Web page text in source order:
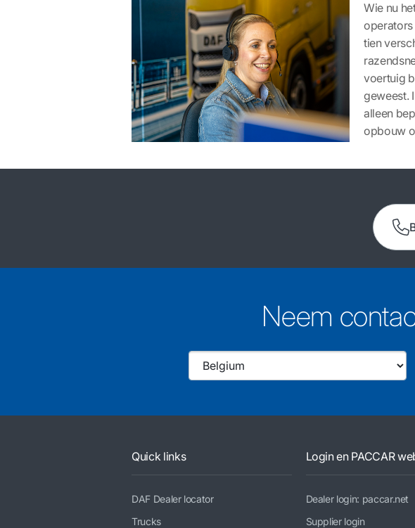
Wie nu
operators
tien
voertuig
geweest.
alleen
opbouw
Neem
Quick links
DAF Dealer locator
Trucks
Login en PACCAR
Dealer login: paccar.net
Supplier login